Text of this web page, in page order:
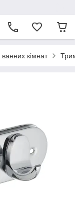
кімнат